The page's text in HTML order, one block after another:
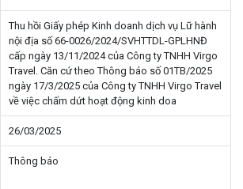
Thu hồi Giấy phép Kinh doanh dịch vụ Lữ hành
nội địa số 66-0026/2024/SVHTTDL-GPLHNĐ
cấp ngày 13/11/2024 của Công ty TNHH Virgo
Travel. Căn cứ theo Thông báo số 01TB/2025
ngày 17/3/2025 của Công ty TNHH Virgo Travel
về việc chấm dứt hoạt động kinh doa
26/03/2025
Thông báo